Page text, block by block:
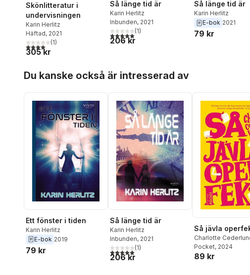
Skönlitteratur i
undervisningen
Karin Herlitz
Häftad, 2021
4,0utav 5 stjärnor. Totalt antal röster:
(1)
305 kr
Så länge tid är
Karin Herlitz
Inbunden, 2021
5,0utav 5 stjärnor. Totalt antal röster:
(1)
206 kr
Så länge tid är
Karin Herlitz
E-bok 2021
79 kr
Du kanske också är intresserad av
Ett fönster i tiden
Karin Herlitz
E-bok 2019
79 kr
Så länge tid är
Karin Herlitz
Inbunden, 2021
5,0utav 5 stjärnor. Totalt antal röster:
(1)
206 kr
Så jävla
Charlotte
Pocket, 2024
89 kr